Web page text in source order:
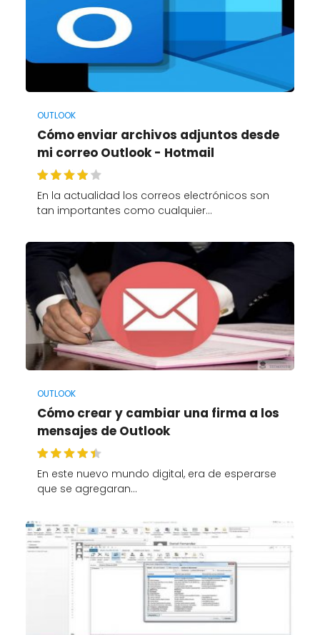
OUTLOOK
Cómo enviar archivos adjuntos desde
mi correo Outlook - Hotmail
En la actualidad los correos electrónicos son
tan importantes como cualquier…
OUTLOOK
Cómo crear y cambiar una firma a los
mensajes de Outlook
En este nuevo mundo digital, era de esperarse
que se agregaran…